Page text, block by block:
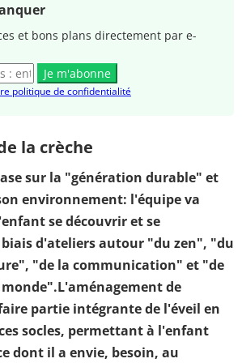
et bons plans directement par e-
Je m'abonne
politique de confidentialité
la crèche
sur la "génération durable" et
environnement: l'équipe va
se découvrir et se
d'ateliers autour "du zen", "du
"de la communication" et "de
L'aménagement de
partie intégrante de l'éveil en
socles, permettant à l'enfant
dont il a envie, besoin, au